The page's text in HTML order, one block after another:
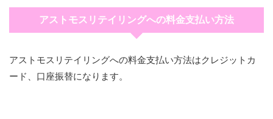
アストモスリテイリングへの料金支払い方法
アストモスリテイリングへの料金支払い方法はクレジットカ
ード、口座振替になります。